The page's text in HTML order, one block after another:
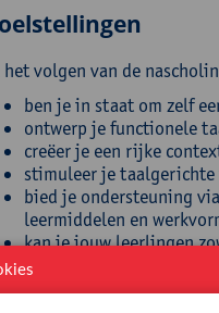
het volgen van de
ben je in staat om zelf
ontwerp je functionele
creëer je een rijke
stimuleer je
bied je ondersteuning
leermiddelen en
kan je jouw leerlingen
initieer je reflectie op
vaak genoeg bij stil te